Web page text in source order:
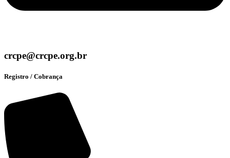
crcpe@crcpe.org.br
Registro / Cobrança